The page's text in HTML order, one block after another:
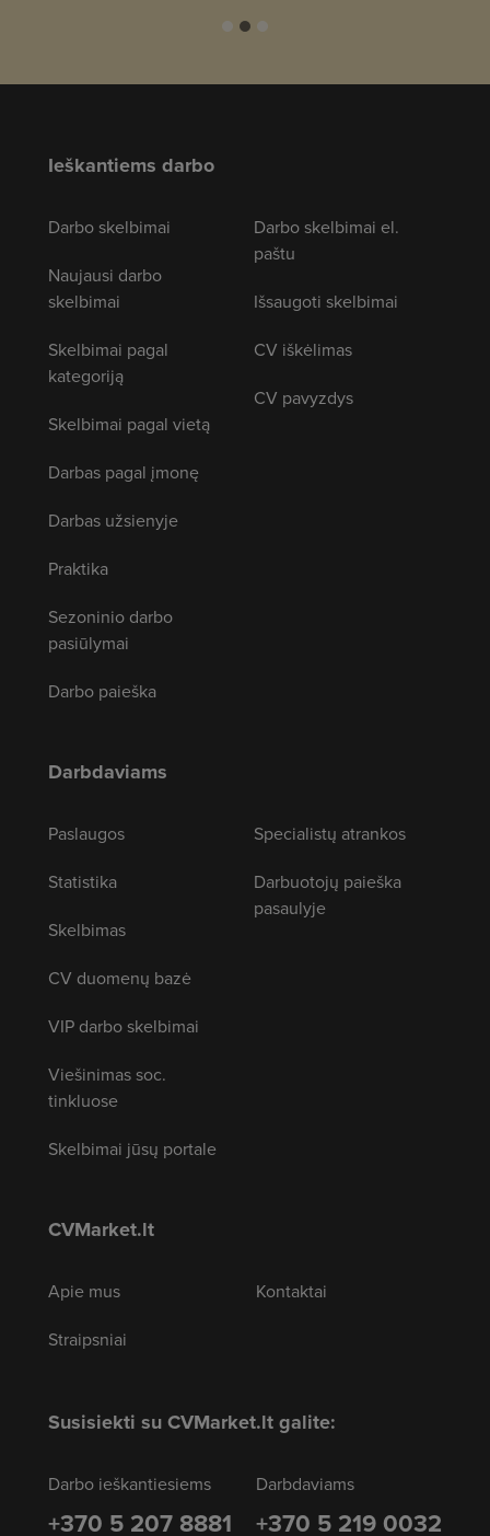
Ieškantiems darbo
Darbo skelbimai
Naujausi darbo
skelbimai
Skelbimai pagal
kategoriją
Skelbimai pagal vietą
Darbas pagal įmonę
Darbas užsienyje
Praktika
Sezoninio darbo
pasiūlymai
Darbo paieška
Darbo skelbimai el.
paštu
Išsaugoti skelbimai
CV iškėlimas
CV pavyzdys
Darbdaviams
Paslaugos
Statistika
Skelbimas
CV duomenų bazė
VIP darbo skelbimai
Viešinimas soc.
tinkluose
Skelbimai jūsų portale
Specialistų atrankos
Darbuotojų paieška
pasaulyje
CVMarket.lt
Apie mus
Straipsniai
Kontaktai
Susisiekti su CVMarket.lt galite:
Darbo ieškantiesiems
+370 5 207 8881
Darbdaviams
+370 5 219 0032